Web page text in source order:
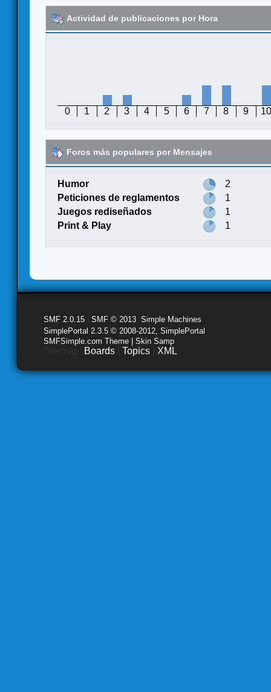
Actividad de publicaciones por Hora
0 1 2 3 4 5 6 7 8 9 10
Foros más populares por Mensajes
Humor
2
Peticiones de reglamentos
1
Juegos rediseñados
1
Print & Play
1
SMF 2.0.15 SMF © 2013 Simple Machines
SimplePortal 2.3.5 © 2008-2012, SimplePortal
SMFSimple.com Theme | Skin Samp
Boards Topics XML